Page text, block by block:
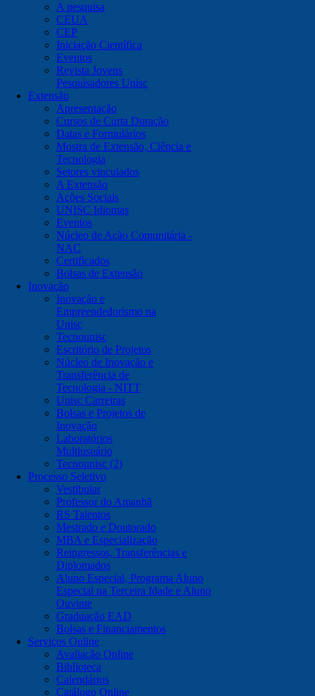
A pesquisa
CEUA
CEP
Iniciação Científica
Eventos
Revista Jovens
Pesquisadores Unisc
Extensão
Apresentação
Cursos de Curta Duração
Datas e Formulários
Mostra de Extensão, Ciência e
Tecnologia
Setores vinculados
A Extensão
Ações Sociais
UNISC Idiomas
Eventos
Núcleo de Ação Comunitária -
NAC
Certificados
Bolsas de Extensão
Inovação
Inovação e
Empreendedorismo na
Unisc
Tecnounisc
Escritório de Projetos
Núcleo de Inovação e
Transferência de
Tecnologia - NITT
Unisc Carreiras
Bolsas e Projetos de
Inovação
Laboratórios
Multiusuário
Tecnounisc (2)
Processo Seletivo
Vestibular
Professor do Amanhã
RS Talentos
Mestrado e Doutorado
MBA e Especialização
Reingressos, Transferências e
Diplomados
Aluno Especial, Programa Aluno
Especial na Terceira Idade e Aluno
Ouvinte
Graduação EAD
Bolsas e Financiamentos
Serviços Online
Avaliação Online
Biblioteca
Calendários
Catálogo Online